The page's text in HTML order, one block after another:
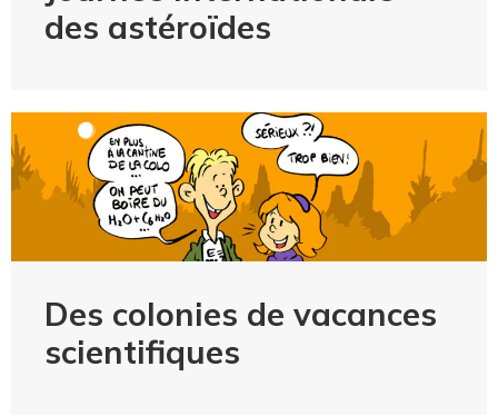
des astéroïdes
Des colonies de vacances
scientifiques